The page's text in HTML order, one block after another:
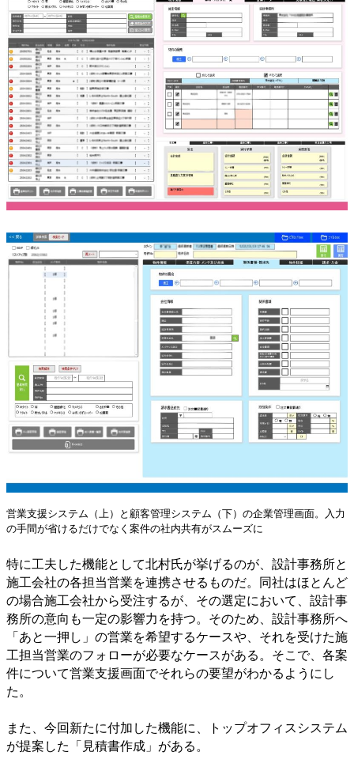
営業支援システム（上）と顧客管理システム（下）の企業管理画面。入力
の手間が省けるだけでなく案件の社内共有がスムーズに
特に工夫した機能として北村氏が挙げるのが、設計事務所と
施工会社の各担当営業を連携させるものだ。同社はほとんど
の場合施工会社から受注するが、その選定において、設計事
務所の意向も一定の影響力を持つ。そのため、設計事務所へ
「あと一押し」の営業を希望するケースや、それを受けた施
工担当営業のフォローが必要なケースがある。そこで、各案
件について営業支援画面でそれらの要望がわかるようにし
た。
また、今回新たに付加した機能に、トップオフィスシステム
が提案した「見積書作成」がある。